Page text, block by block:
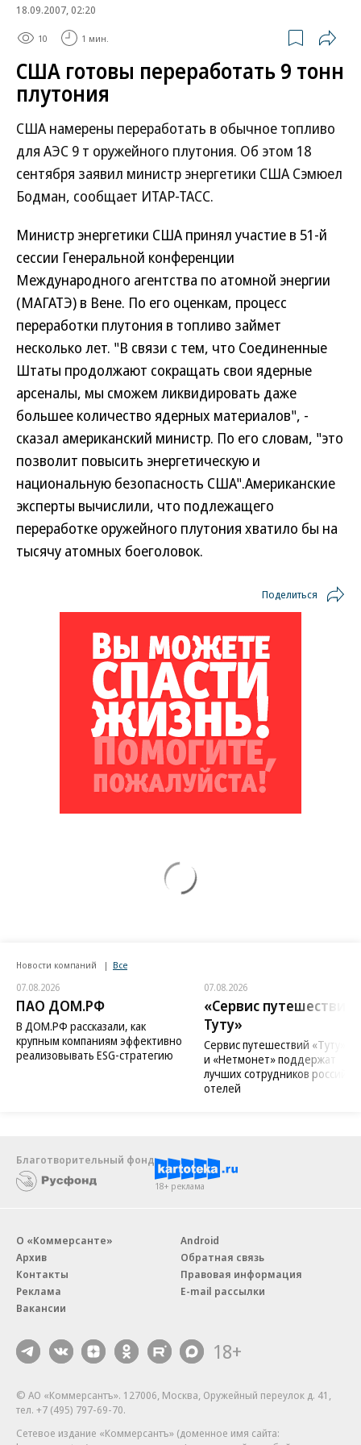
18.09.2007, 02:20
10 1 мин.
США готовы переработать 9 тонн
плутония
США намерены переработать в обычное топливо
для АЭС 9 т оружейного плутония. Об этом 18
сентября заявил министр энергетики США Сэмюел
Бодман, сообщает ИТАР-ТАСС.
Министр энергетики США принял участие в 51-й
сессии Генеральной конференции
Международного агентства по атомной энергии
(МАГАТЭ) в Вене. По его оценкам, процесс
переработки плутония в топливо займет
несколько лет. "В связи с тем, что Соединенные
Штаты продолжают сокращать свои ядерные
арсеналы, мы сможем ликвидировать даже
большее количество ядерных материалов", -
сказал американский министр. По его словам, "это
позволит повысить энергетическую и
национальную безопасность США".Американские
эксперты вычислили, что подлежащего
переработке оружейного плутония хватило бы на
тысячу атомных боеголовок.
Поделиться
Новости компаний Все
07.08.2026
ПАО ДОМ.РФ
В ДОМ.РФ рассказали, как
крупным компаниям эффективно
реализовывать ESG-стратегию
07.08.2026
«Сервис путешествий
Туту»
Сервис путешествий «Туту»
и «Нетмонет» поддержат
лучших сотрудников
отелей
Благотворительный фонд
18+ реклама
О «Коммерсанте»
Архив
Контакты
Реклама
Вакансии
Android
Обратная связь
Правовая информация
E-mail рассылки
18+
© АО «Коммерсантъ». 127006, Москва, Оружейный переулок д. 41,
тел. +7 (495) 797-69-70.
Сетевое издание «Коммерсантъ» (доменное имя сайта: